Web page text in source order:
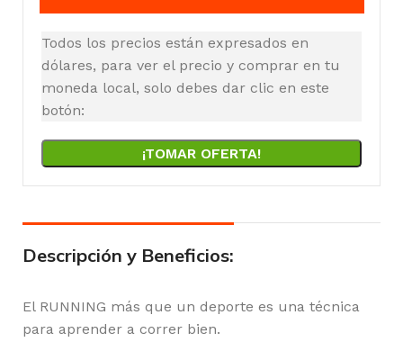
Todos los precios están expresados en
dólares, para ver el precio y comprar en tu
moneda local, solo debes dar clic en este
botón:
¡TOMAR OFERTA!
Descripción y Beneficios:
El RUNNING más que un deporte es una técnica
para aprender a correr bien.